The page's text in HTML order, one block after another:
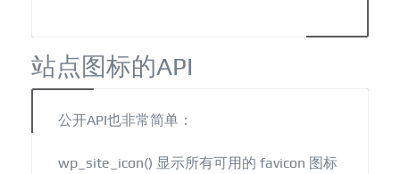
站点图标的API
公开API也非常简单：
wp_site_icon() 显示所有可用的 favicon 图标